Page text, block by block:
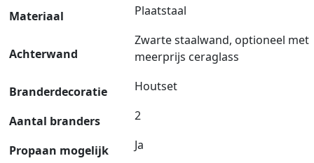
Materiaal Plaatstaal
Achterwand
Zwarte staalwand, optioneel met
meerprijs ceraglass
Branderdecoratie Houtset
Aantal branders 2
Propaan mogelijk Ja